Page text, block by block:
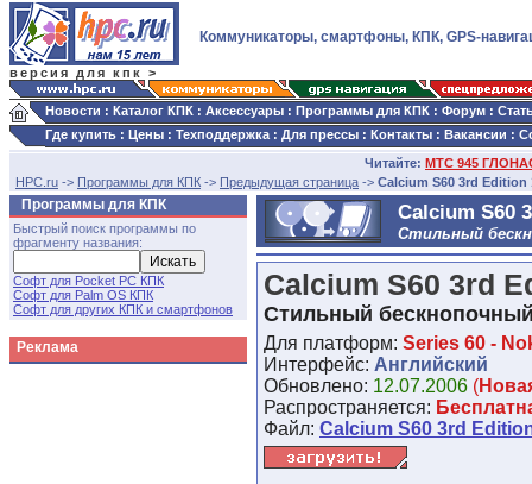
версия для кпк >
Коммуникаторы, смартфоны, КПК, GPS-
Новости : Каталог КПК : Аксессуары : Программы для КПК : Форум :
Где купить : Цены : Техподдержка : Для прессы : Контакты : Вакансии :
Читайте: МТС 945
HPC.ru -> Программы для КПК -> Предыдущая страница -> Calcium S60 3rd Edition
Программы для КПК
Быстрый поиск программы по
фрагменту названия:
Софт для Pocket PC КПК
Софт для Palm OS КПК
Софт для других КПК и смартфонов
Реклама
Calcium S60
Стильный
Calcium S60 3rd
Стильный
Для платформ: Series 60 -
Интерфейс: Английский
Обновлено: 12.07.2006 (
Распространяется:
Файл: Calcium S60 3rd